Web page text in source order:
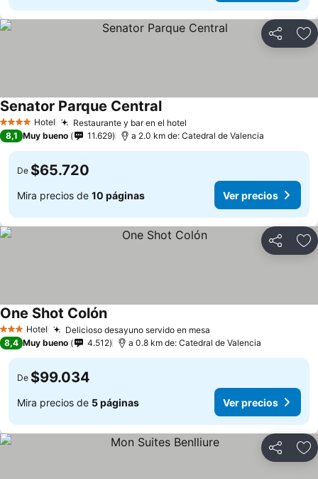
Compartir
4 EstrellasHotel Restaurante y bar en el hotel
Senator Parque Central
8,1 Muy bueno 11.629 a 2.0 km de: Catedral de Valencia
De $65.720
Mira precios de 10 páginas Ver precios
Compartir
3 Estrellas
Hotel Delicioso desayuno servido en mesa
One Shot Colón
8,4 Muy bueno 4.512 a 0.8 km de: Catedral de Valencia
De $99.034
Mira precios de 5 páginas Ver precios
Compartir